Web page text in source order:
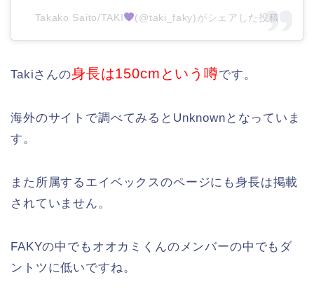
Takako Saito/TAKI (@taki_faky)がシェアした投稿
Takiさんの身長は150cmという噂です。
海外のサイトで調べてみるとUnknownとなっていま
す。
また所属するエイベックスのページにも身長は掲載
されていません。
FAKYの中でもオオカミくんのメンバーの中でもダ
ントツに低いですね。